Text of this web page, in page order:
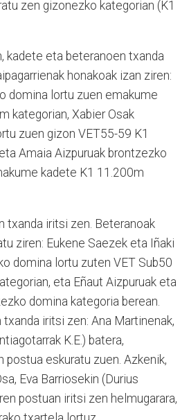
zen gizonezko kategorian (K1
kadete eta beteranoen txanda
honakoak izan ziren:
domina lortu zuen emakume
kategorian, Xabier Osak
zuen gizon VET55-59 K1
Amaia Aizpuruak brontzezko
kadete K1 11.200m
txanda iritsi zen. Beteranoak
ziren: Eukene Saezek eta Iñaki
domina lortu zuten VET Sub50
eta Eñaut Aizpuruak eta
domina kategoria berean.
txanda iritsi zen: Ana Martinenak,
K.E.) batera,
postua eskuratu zuen. Azkenik,
Eva Barriosekin (Durius
postuan iritsi zen helmugarara,